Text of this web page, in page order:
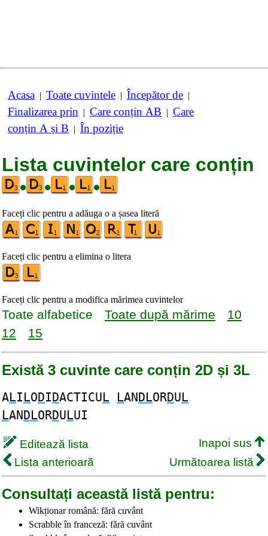
Acasa | Toate cuvintele | Începător de |
Finalizarea prin | Care conțin AB | Care
conțin A și B | În poziție
Lista cuvintelor care conțin
•
• • •
Faceți clic pentru a adăuga o a șasea literă
Faceți clic pentru a elimina o litera
Faceți clic pentru a modifica mărimea cuvintelor
Toate alfabetice Toate după mărime
10
12
15
Există 3 cuvinte care conțin 2D și 3L
ALILODIDACTICUL LANDLORDUL
LANDLORDULUI
Editează lista
Inapoi sus
Lista anterioară
Următoarea listă
Consultați această listă pentru:
Wikționar română: fără cuvânt
Scrabble în franceză: fără cuvânt